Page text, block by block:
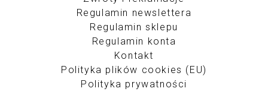
Regulamin newslettera
Regulamin sklepu
Regulamin konta
Kontakt
Polityka plików cookies (EU)
Polityka prywatności